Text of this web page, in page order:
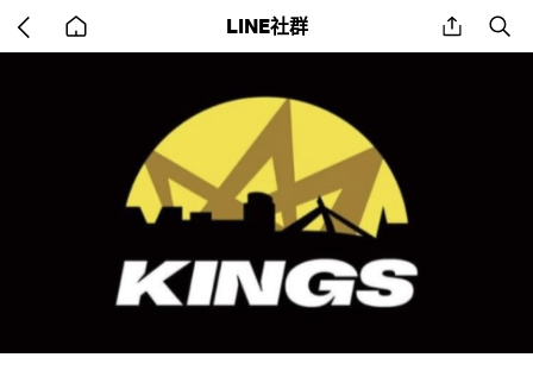
back
to
LINE社群 share